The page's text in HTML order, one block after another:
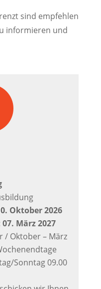
sind empfehlen
informieren und
Oktober 2026
07. März 2027
/ Oktober – März
Sonntag 09.00